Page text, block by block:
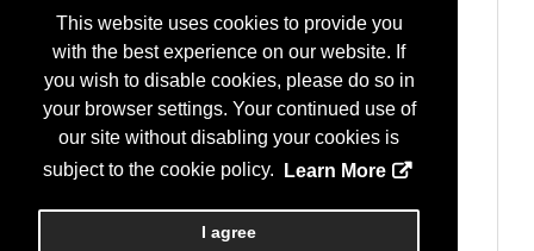
This website uses cookies to provide you
with the best experience on our website. If
you wish to disable cookies, please do so in
your browser settings. Your continued use of
our site without disabling your cookies is
subject to the cookie policy.
Learn More
I agree
フォトマスク、完成版またはパターン付
309 材料、テスト
テストソケット；コンタクター及びコンタクタ付属品
400 部品、パーツと付属品
コネクタ/プラグ/相互接続/ケーブル/ワイア
401 サブシステム
プラズマ源；管理/モニタリング/解析
電源；ＲＦ発電機/変換機/電気調整
500 工場のモニタリングと制御システム(FMCS)
501 HVAC、温度、湿度、汚染の制御
HVAC；温度/湿度システムとコントロール